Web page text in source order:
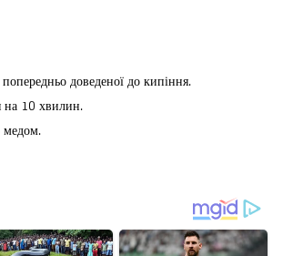
доведеної до кипіння.
на 10 хвилин.
медом.